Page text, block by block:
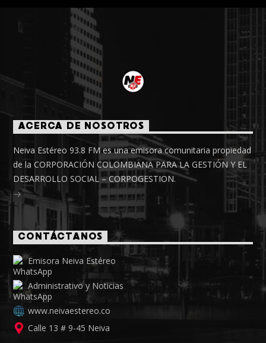
ACERCA DE NOSOTROS
Neiva Estéreo 93.8 FM es una emisora comunitaria propiedad
de la CORPORACIÓN COLOMBIANA PARA LA GESTIÓN Y EL
DESARROLLO SOCIAL – CORPOGESTION.
CONTÁCTANOS
Emisora Neiva Estéreo
Administrativo y Noticias
www.neivaestereo.co
Calle 13 # 9-45 Neiva